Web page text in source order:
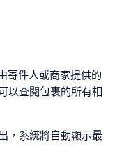
寄件人或商家提供的
以查閱包裹的所有相
，系統將自動顯示最